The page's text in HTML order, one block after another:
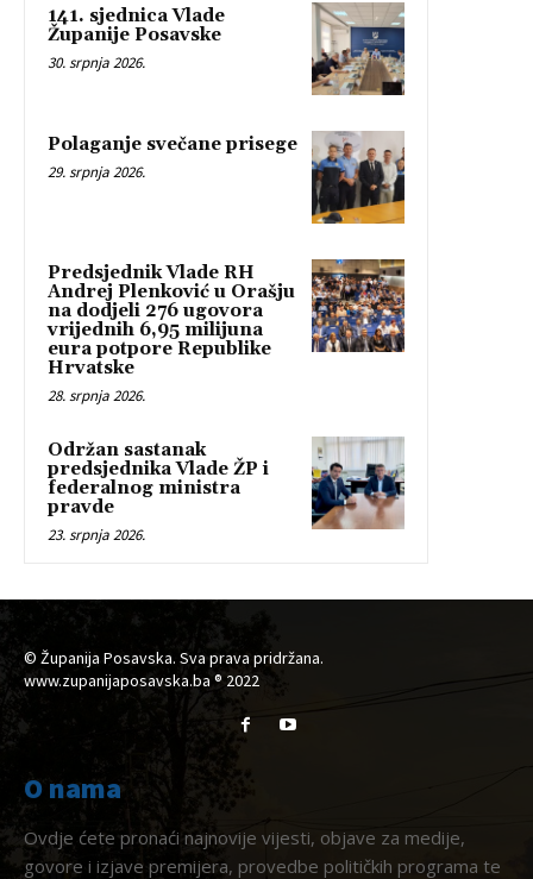
141. sjednica Vlade
Županije Posavske
30. srpnja 2026.
Polaganje svečane prisege
29. srpnja 2026.
Predsjednik Vlade RH
Andrej Plenković u Orašju
na dodjeli 276 ugovora
vrijednih 6,95 milijuna
eura potpore Republike
Hrvatske
28. srpnja 2026.
Održan sastanak
predsjednika Vlade ŽP i
federalnog ministra
pravde
23. srpnja 2026.
© Županija Posavska. Sva prava pridržana.
www.zupanijaposavska.ba ® 2022
O nama
Ovdje ćete pronaći najnovije vijesti, objave za medije,
govore i izjave premijera, provedbe političkih programa te